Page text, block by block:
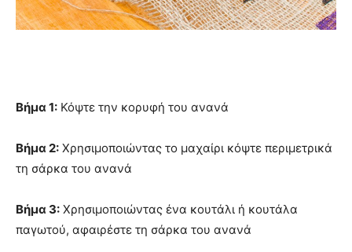
Βήμα 1: Κόψτε την κορυφή του ανανά
Βήμα 2: Χρησιμοποιώντας το μαχαίρι κόψτε περιμετρικά
τη σάρκα του ανανά
Βήμα 3: Χρησιμοποιώντας ένα κουτάλι ή κουτάλα
παγωτού, αφαιρέστε τη σάρκα του ανανά